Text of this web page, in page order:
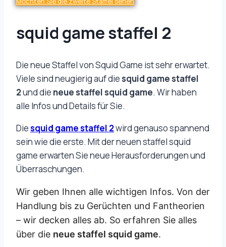
squid game staffel 2
Die neue Staffel von Squid Game ist sehr erwartet.
Viele sind neugierig auf die squid game staffel
2und die neue staffel squid game. Wir haben
alle Infos und Details für Sie.
Diesquid game staffel 2wird genauso spannend
sein wie die erste. Mit der neuen staffel squid
game erwarten Sie neue Herausforderungen und
Überraschungen.
Wir geben Ihnen alle wichtigen Infos. Von der
Handlung bis zu Gerüchten und Fantheorien
– wir decken alles ab. So erfahren Sie alles
über die neue staffel squid game.